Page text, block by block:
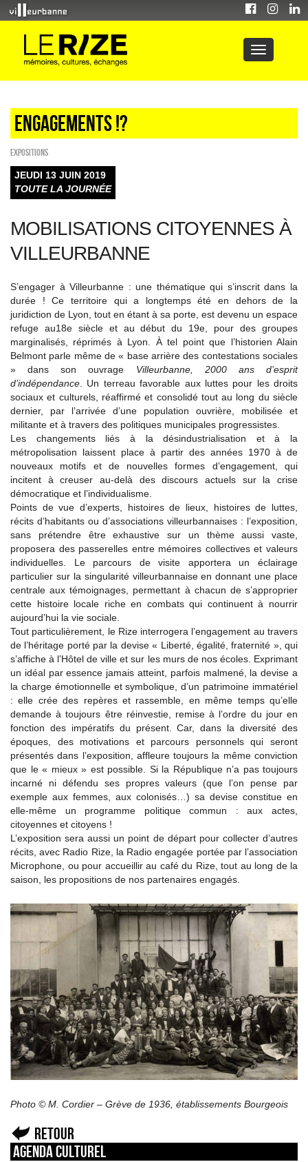
Engagements !?
EXPOSITIONS
JEUDI 13 JUIN 2019
TOUTE LA JOURNÉE
MOBILISATIONS CITOYENNES À
VILLEURBANNE
S’engager à Villeurbanne : une thématique qui s’inscrit dans la
durée ! Ce territoire qui a longtemps été en dehors de la
juridiction de Lyon, tout en étant à sa porte, est devenu un espace
refuge au18e siècle et au début du 19e, pour des groupes
marginalisés, réprimés à Lyon. À tel point que l’historien Alain
Belmont parle même de « base arrière des contestations sociales
» dans son ouvrage Villeurbanne, 2000 ans d’esprit
d’indépendance . Un terreau favorable aux luttes pour les droits
sociaux et culturels, réaffirmé et consolidé tout au long du siècle
dernier, par l’arrivée d’une population ouvrière, mobilisée et
militante et à travers des politiques municipales progressistes.
Les changements liés à la désindustrialisation et à la
métropolisation laissent place à partir des années 1970 à de
nouveaux motifs et de nouvelles formes d’engagement, qui
incitent à creuser au-delà des discours actuels sur la crise
démocratique et l’individualisme.
Points de vue d’experts, histoires de lieux, histoires de luttes,
récits d’habitants ou d’associations villeurbannaises : l’exposition,
sans prétendre être exhaustive sur un thème aussi vaste,
proposera des passerelles entre mémoires collectives et valeurs
individuelles. Le parcours de visite apportera un éclairage
particulier sur la singularité villeurbannaise en donnant une place
centrale aux témoignages, permettant à chacun de s’approprier
cette histoire locale riche en combats qui continuent à nourrir
aujourd’hui la vie sociale.
Tout particulièrement, le Rize interrogera l’engagement au travers
de l’héritage porté par la devise « Liberté, égalité, fraternité », qui
s’affiche à l’Hôtel de ville et sur les murs de nos écoles. Exprimant
un idéal par essence jamais atteint, parfois malmené, la devise a
la charge émotionnelle et symbolique, d’un patrimoine immatériel
: elle crée des repères et rassemble, en même temps qu’elle
demande à toujours être réinvestie, remise à l’ordre du jour en
fonction des impératifs du présent. Car, dans la diversité des
époques, des motivations et parcours personnels qui seront
présentés dans l’exposition, affleure toujours la même conviction
que le « mieux » est possible. Si la République n’a pas toujours
incarné ni défendu ses propres valeurs (que l’on pense par
exemple aux femmes, aux colonisés…) sa devise constitue en
elle-même un programme politique commun : aux actes,
citoyennes et citoyens !
L’exposition sera aussi un point de départ pour collecter d’autres
récits, avec Radio Rize, la Radio engagée portée par l’association
Microphone, ou pour accueillir au café du Rize, tout au long de la
saison, les propositions de nos partenaires engagés.
Photo © M. Cordier – Grève de 1936, établissements Bourgeois
Retour
Agenda culturel